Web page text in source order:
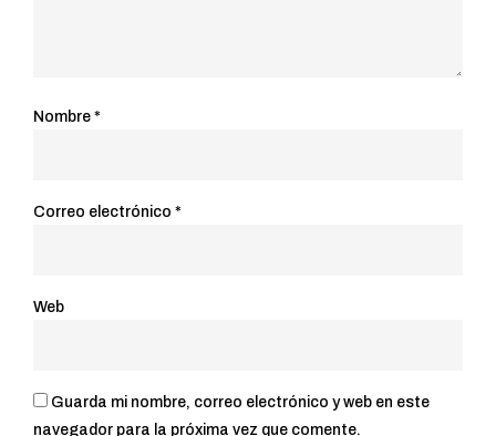
Nombre *
Correo electrónico *
Web
Guarda mi nombre, correo electrónico y web en este
navegador para la próxima vez que comente.